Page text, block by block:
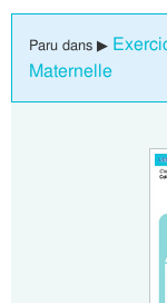
Paru dans ▶
Maternelle